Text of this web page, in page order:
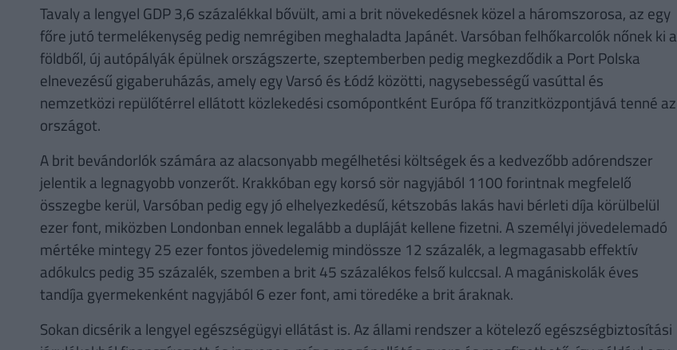
Tavaly a lengyel GDP 3,6 százalékkal bővült, ami a brit növekedésnek közel a háromszorosa, az egy
főre jutó termelékenység pedig nemrégiben meghaladta Japánét. Varsóban felhőkarcolók nőnek ki a
földből, új autópályák épülnek országszerte, szeptemberben pedig megkezdődik a Port Polska
elnevezésű gigaberuházás, amely egy Varsó és Łódź közötti, nagysebességű vasúttal és
nemzetközi repülőtérrel ellátott közlekedési csomópontként Európa fő tranzitközpontjává tenné az
országot.
A brit bevándorlók számára az alacsonyabb megélhetési költségek és a kedvezőbb adórendszer
jelentik a legnagyobb vonzerőt. Krakkóban egy korsó sör nagyjából 1100 forintnak megfelelő
összegbe kerül, Varsóban pedig egy jó elhelyezkedésű, kétszobás lakás havi bérleti díja körülbelül
ezer font, miközben Londonban ennek legalább a dupláját kellene fizetni. A személyi jövedelemadó
mértéke mintegy 25 ezer fontos jövedelemig mindössze 12 százalék, a legmagasabb effektív
adókulcs pedig 35 százalék, szemben a brit 45 százalékos felső kulccsal. A magániskolák éves
tandíja gyermekenként nagyjából 6 ezer font, ami töredéke a brit áraknak.
Sokan dicsérik a lengyel egészségügyi ellátást is. Az állami rendszer a kötelező egészségbiztosítási